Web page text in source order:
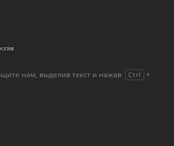
нам, выделив текст и нажав Ctrl +